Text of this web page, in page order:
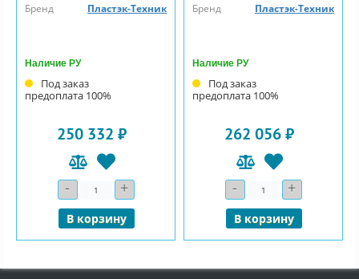
Бренд
Пластэк-Техник
Наличие РУ
Под заказ
предоплата 100%
250 332 ₽
- Количество+
В корзину
Бренд
Пластэк-Техник
Наличие РУ
Под заказ
предоплата 100%
262 056 ₽
- Количество+
В корзину